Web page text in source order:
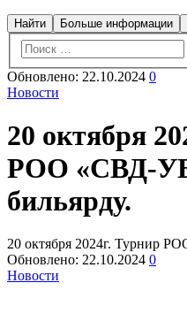
Найти Больше информации
Обновлено: 22.10.2024 0
Новости
20 октября
РОО «СВД-
бильярду.
20 октября 2024г. Турнир
Обновлено: 22.10.2024 0
Новости